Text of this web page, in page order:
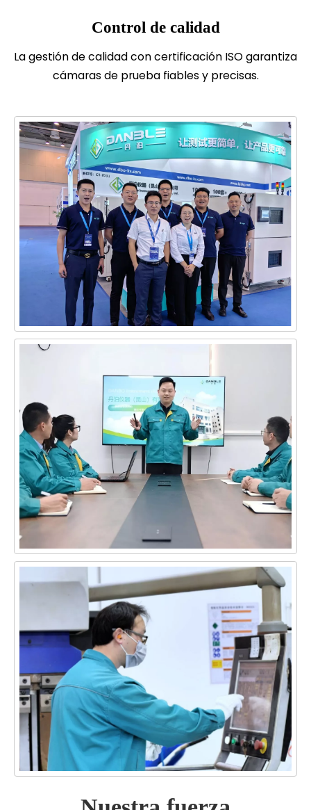
Control de calidad
La gestión de calidad con certificación ISO garantiza
cámaras de prueba fiables y precisas.